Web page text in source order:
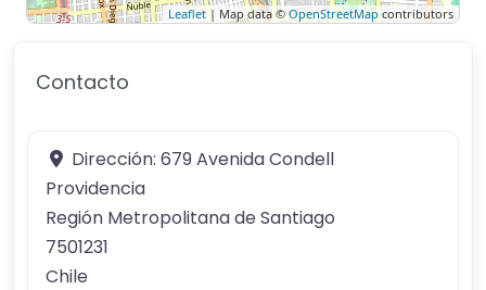
Leaflet| Map data ©OpenStreetMap contributors
Contacto
Dirección: 679 Avenida Condell
Providencia
Región Metropolitana de Santiago
7501231
Chile